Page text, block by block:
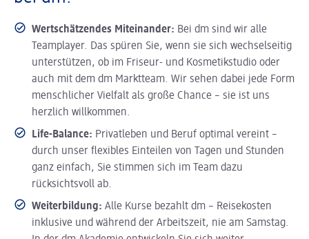
Wertschätzendes Miteinander: Bei dm sind wir alle
Teamplayer. Das spüren Sie, wenn sie sich wechselseitig
unterstützen, ob im Friseur- und Kosmetikstudio oder
auch mit dem dm Marktteam. Wir sehen dabei jede Form
menschlicher Vielfalt als große Chance – sie ist uns
herzlich willkommen.
Life-Balance: Privatleben und Beruf optimal vereint –
durch unser flexibles Einteilen von Tagen und Stunden
ganz einfach, Sie stimmen sich im Team dazu
rücksichtsvoll ab.
Weiterbildung: Alle Kurse bezahlt dm – Reisekosten
inklusive und während der Arbeitszeit, nie am Samstag.